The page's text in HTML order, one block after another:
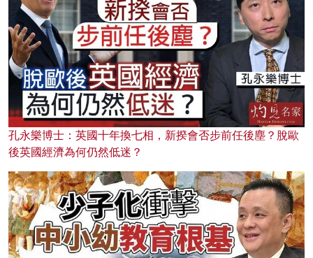
孔永樂博士：英國十年換七相，新揆會否步前任後塵？脫歐
後英國經濟為何仍然低迷？